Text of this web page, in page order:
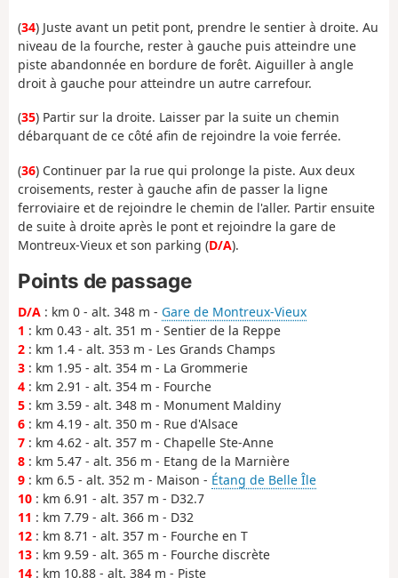
(34) Juste avant un petit pont, prendre le sentier à droite. Au
niveau de la fourche, rester à gauche puis atteindre une
piste abandonnée en bordure de forêt. Aiguiller à angle
droit à gauche pour atteindre un autre carrefour.
(35) Partir sur la droite. Laisser par la suite un chemin
débarquant de ce côté afin de rejoindre la voie ferrée.
(36) Continuer par la rue qui prolonge la piste. Aux deux
croisements, rester à gauche afin de passer la ligne
ferroviaire et de rejoindre le chemin de l'aller. Partir ensuite
de suite à droite après le pont et rejoindre la gare de
Montreux-Vieux et son parking (D/A).
Points de passage
D/A : km 0 - alt. 348 m - Gare de Montreux-Vieux
1 : km 0.43 - alt. 351 m - Sentier de la Reppe
2 : km 1.4 - alt. 353 m - Les Grands Champs
3 : km 1.95 - alt. 354 m - La Grommerie
4 : km 2.91 - alt. 354 m - Fourche
5 : km 3.59 - alt. 348 m - Monument Maldiny
6 : km 4.19 - alt. 350 m - Rue d'Alsace
7 : km 4.62 - alt. 357 m - Chapelle Ste-Anne
8 : km 5.47 - alt. 356 m - Etang de la Marnière
9 : km 6.5 - alt. 352 m - Maison - Étang de Belle Île
10 : km 6.91 - alt. 357 m - D32.7
11 : km 7.79 - alt. 366 m - D32
12 : km 8.71 - alt. 357 m - Fourche en T
13 : km 9.59 - alt. 365 m - Fourche discrète
14 : km 10.88 - alt. 384 m - Piste